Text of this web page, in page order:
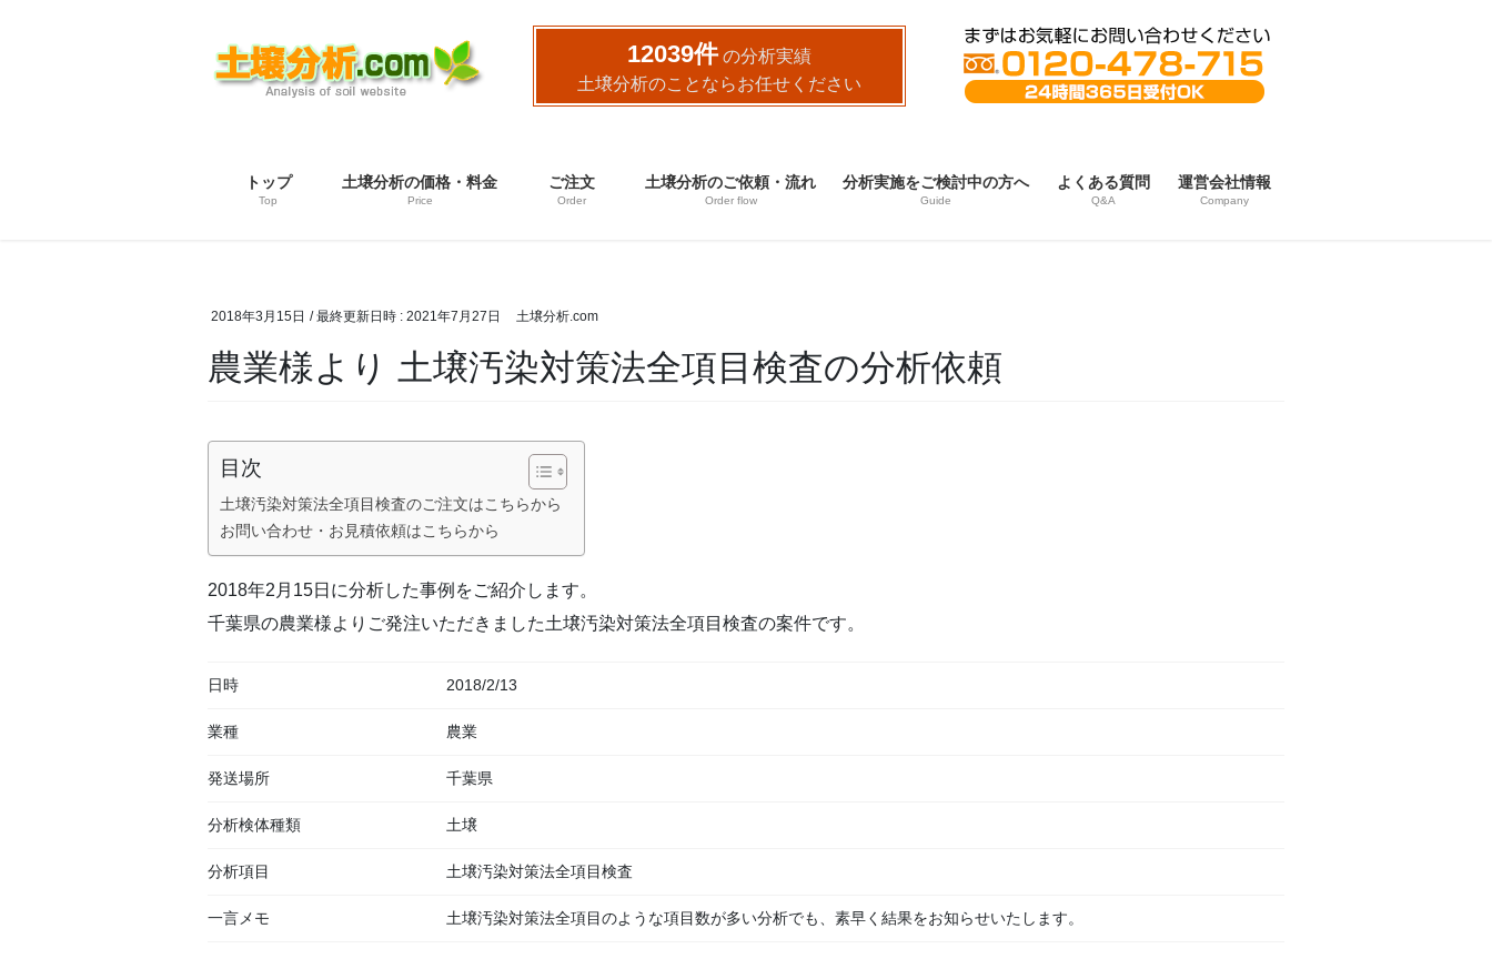
12039件の分析実績
土壌分析のことならお任せください
トップ
Top
土壌分析の価格・料金
Price
ご注文
Order
土壌分析のご依頼・流れ
Order flow
分析実施をご検討中の方へ
Guide
よくある質問
Q&A
運営会社情報
Company
2018年3月15日 / 最終更新日時 : 2021年7月27日 土壌分析.com
農業様より 土壌汚染対策法全項目検査の分析依頼
目次
土壌汚染対策法全項目検査のご注文はこちらから
お問い合わせ・お見積依頼はこちらから
2018年2月15日に分析した事例をご紹介します。
千葉県の農業様よりご発注いただきました土壌汚染対策法全項目検査の案件です。
日時 2018/2/13
業種 農業
発送場所 千葉県
分析検体種類 土壌
分析項目 土壌汚染対策法全項目検査
一言メモ 土壌汚染対策法全項目のような項目数が多い分析でも、素早く結果をお知らせいたします。